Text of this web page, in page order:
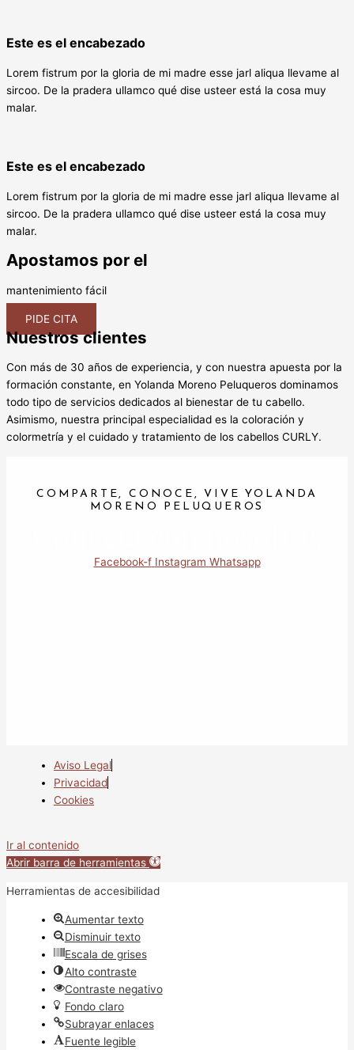
Este es el encabezado
Lorem fistrum por la gloria de mi madre esse jarl aliqua llevame al
sircoo. De la pradera ullamco qué dise usteer está la cosa muy
malar.
Este es el encabezado
Lorem fistrum por la gloria de mi madre esse jarl aliqua llevame al
sircoo. De la pradera ullamco qué dise usteer está la cosa muy
malar.
Apostamos por el
mantenimiento fácil
PIDE CITA
Nuestros clientes
Con más de 30 años de experiencia, y con nuestra apuesta por la
formación constante, en Yolanda Moreno Peluqueros dominamos
todo tipo de servicios dedicados al bienestar de tu cabello.
Asimismo, nuestra principal especialidad es la coloración y
colormetría y el cuidado y tratamiento de los cabellos CURLY.
COMPARTE, CONOCE, VIVE YOLANDA
MORENO PELUQUEROS
Facebook-f Instagram Whatsapp
Aviso Legal
Privacidad
Cookies
Ir al contenido
Abrir barra de herramientas
Herramientas de accesibilidad
Aumentar texto
Disminuir texto
Escala de grises
Alto contraste
Contraste negativo
Fondo claro
Subrayar enlaces
Fuente legible